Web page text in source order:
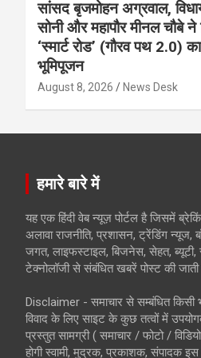
सांसद बृजमोहन अग्रवाल,
सोनी और महापौर मीनल चौबे ने
‘स्मार्ट रोड’ (गौरव पथ 2.0)
भूमिपूजन
August 8, 2026 News Desk
हमारे बारे में
यह एक हिंदी वेब न्यूज़ पोर्टल है जिसमें
अलावा राजनीति, प्रशासन, ट्रेंडिंग न्यूज,
जगत, लाइफस्टाइल, बिजनेस, सेहत, ब्यूटी,
टेक्नोलॉजी से संबंधित खबरें पोस्ट की जाती
Disclaimer - समाचार से सम्बंधित किसी
विवाद के लिए साइट के कुछ तत्वों में
प्रस्तुत सामग्री ( समाचार / फोटो /
होगी स्वामी, मुद्रक, प्रकाशक, संपादक